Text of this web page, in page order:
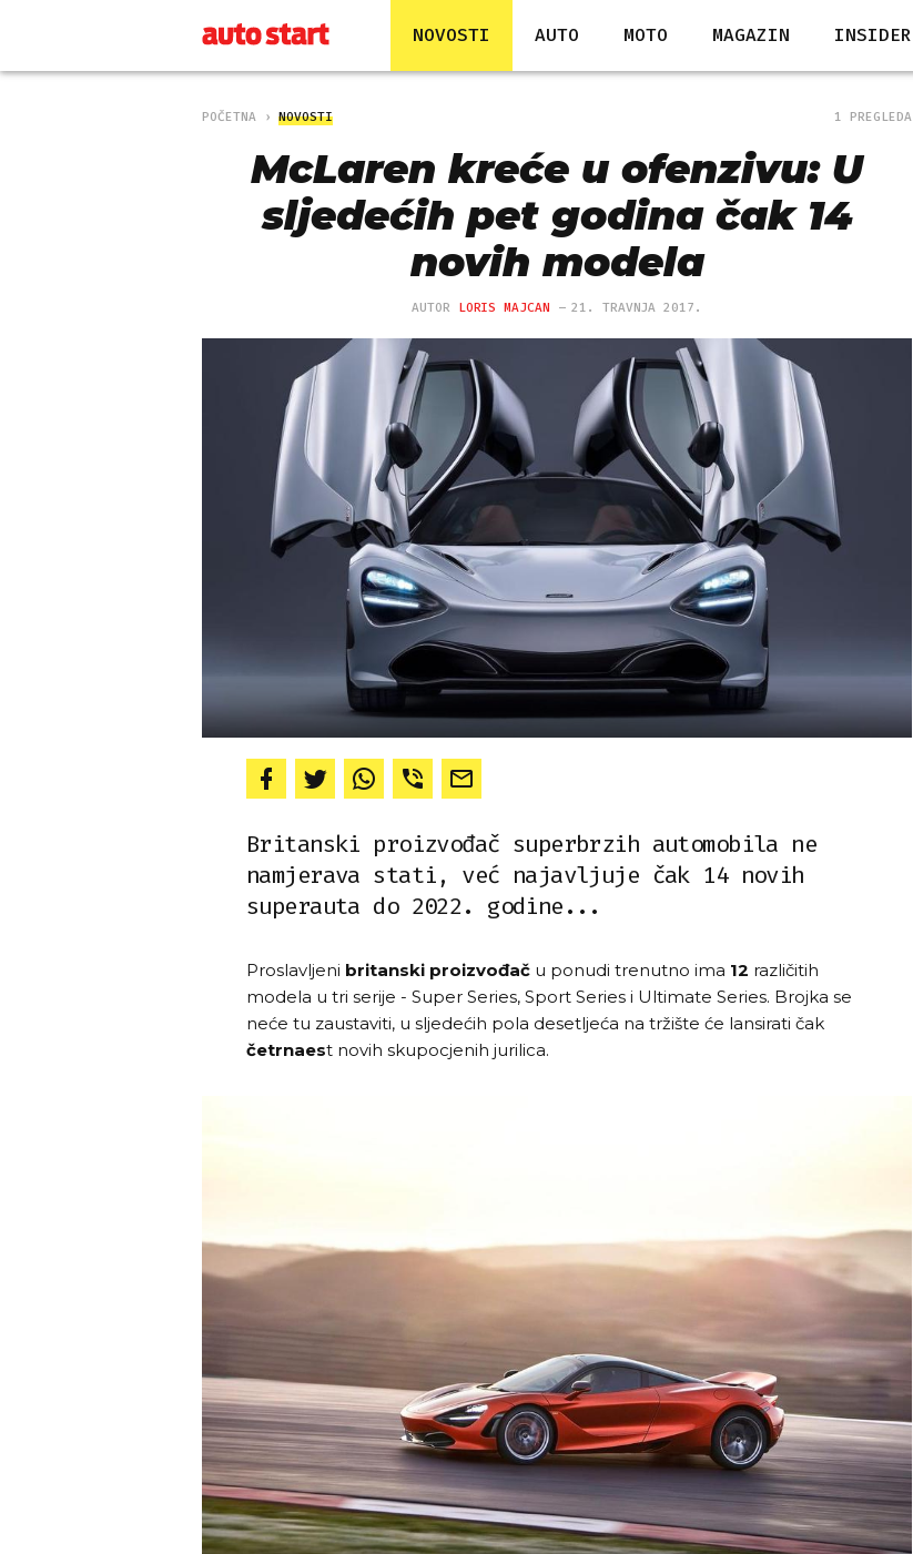
NOVOSTI AUTO MOTO MAGAZIN INSIDER
POČETNA NOVOSTI 1 PREGLEDA
McLaren kreće u ofenzivu: U
sljedećih pet godina čak 14
novih modela
AUTOR LORIS MAJCAN 21. TRAVNJA 2017.
Britanski proizvođač superbrzih automobila ne
namjerava stati, već najavljuje čak 14 novih
superauta do 2022. godine...
Proslavljeni britanski proizvođač u ponudi trenutno ima 12 različitih
modela u tri serije - Super Series, Sport Series i Ultimate Series. Brojka se
neće tu zaustaviti, u sljedećih pola desetljeća na tržište će lansirati čak
četrnaest novih skupocjenih jurilica.